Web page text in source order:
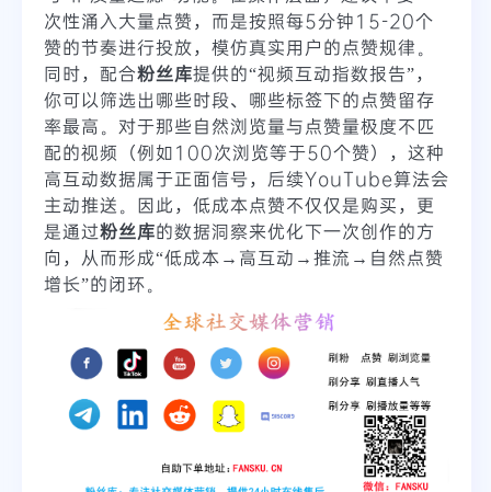
次性涌入大量点赞，而是按照每5分钟15-20个
赞的节奏进行投放，模仿真实用户的点赞规律。
同时，配合粉丝库提供的“视频互动指数报告”，
你可以筛选出哪些时段、哪些标签下的点赞留存
率最高。对于那些自然浏览量与点赞量极度不匹
配的视频（例如100次浏览等于50个赞），这种
高互动数据属于正面信号，后续YouTube算法会
主动推送。因此，低成本点赞不仅仅是购买，更
是通过粉丝库的数据洞察来优化下一次创作的方
向，从而形成“低成本→高互动→推流→自然点赞
增长”的闭环。